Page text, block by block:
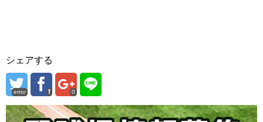
シェアする
error 0